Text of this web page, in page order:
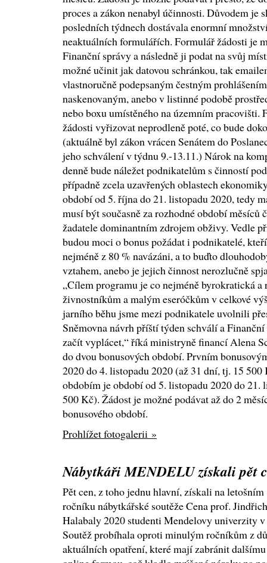
proces a zákon nenabyl účinnosti. Důvodem je
posledních týdnech dostávala enormní
neaktuálních formulářích. Formulář žádosti je
Finanční správy a následně ji podat na svůj
možné učinit jak datovou schránkou, tak
vlastnoručně podepsaným čestným
naskenovaným, anebo v listinné podobě
nebo boxu umístěného na územním pracovišti.
žádosti vyřizovat neprodleně poté, co bude
(aktuálně byl zákon vrácen Senátem do
jeho schválení v týdnu 9.-13.11.) Nárok na
denně bude náležet podnikatelům s činností
případně zcela uzavřených oblastech
období od 5. října do 21. listopadu 2020, tedy
musí být současně za rozhodné období měsíců
žadatele dominantním zdrojem obživy. Vedle
budou moci o bonus požádat i podnikatelé,
nejméně z 80 % navázáni, a to buďto
vztahem, anebo je jejich činnost nerozlučně
„Cílem programu je co nejméně byrokratická a
živnostníkům a malým eseróčkům v celkové
jarního běhu jsme mezi podnikatele uvolnili
Sněmovna návrh příští týden schválí a
začít vyplácet,“ říká ministryně financí Alena
do dvou bonusových období. Prvním
2020 do 4. listopadu 2020 (až 31 dní, tj. 15
obdobím je období od 5. listopadu 2020 do 21.
500 Kč). Žádost je možné podávat až do 2
bonusového období.
Prohlížet fotogalerii »
Nábytkáři MENDELU získali pět
Pět cen, z toho jednu hlavní, získali na letošním
ročníku nábytkářské soutěže Cena prof.
Halabaly 2020 studenti Mendelovy univerzity
Soutěž probíhala oproti minulým ročníkům z
aktuálních opatření, které mají zabránit